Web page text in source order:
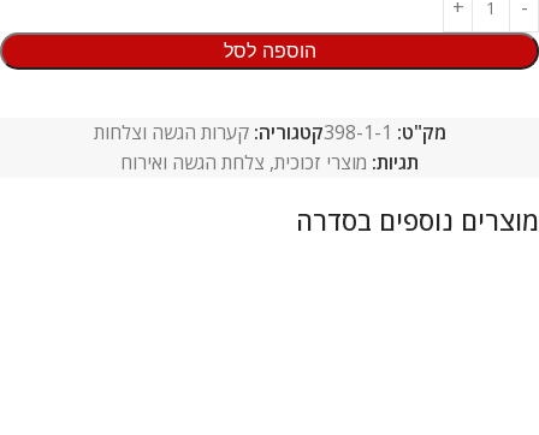
הוספה לסל
מק"ט: 398-1-1קטגוריה: קערות הגשה וצלחות
תגיות: מוצרי זכוכית, צלחת הגשה ואירוח